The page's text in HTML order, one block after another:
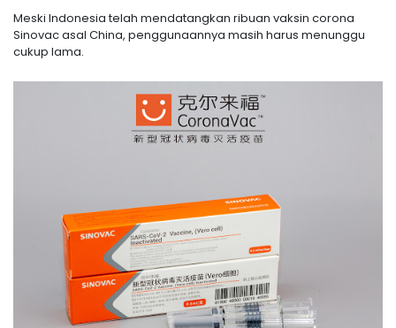
Meski Indonesia telah mendatangkan ribuan vaksin corona
Sinovac asal China, penggunaannya masih harus menunggu
cukup lama.